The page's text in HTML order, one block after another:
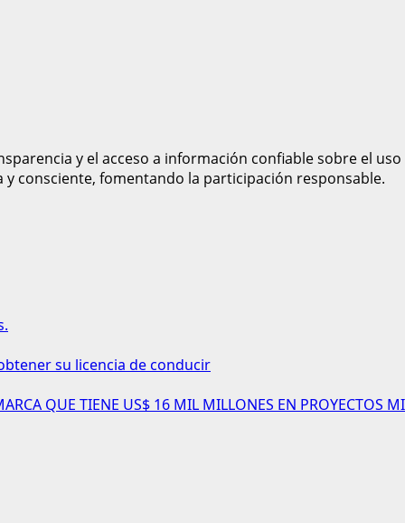
y el acceso a información confiable sobre el
consciente, fomentando la participación responsable.
su licencia de conducir
QUE TIENE US$ 16 MIL MILLONES EN PROYECTOS